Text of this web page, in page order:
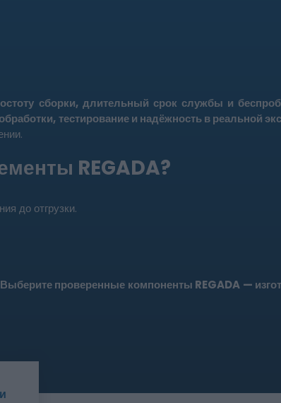
сборки, длительный срок службы и
тестирование и надёжность в реальной
REGADA?
до отгрузки.
проверенные компоненты REGADA —